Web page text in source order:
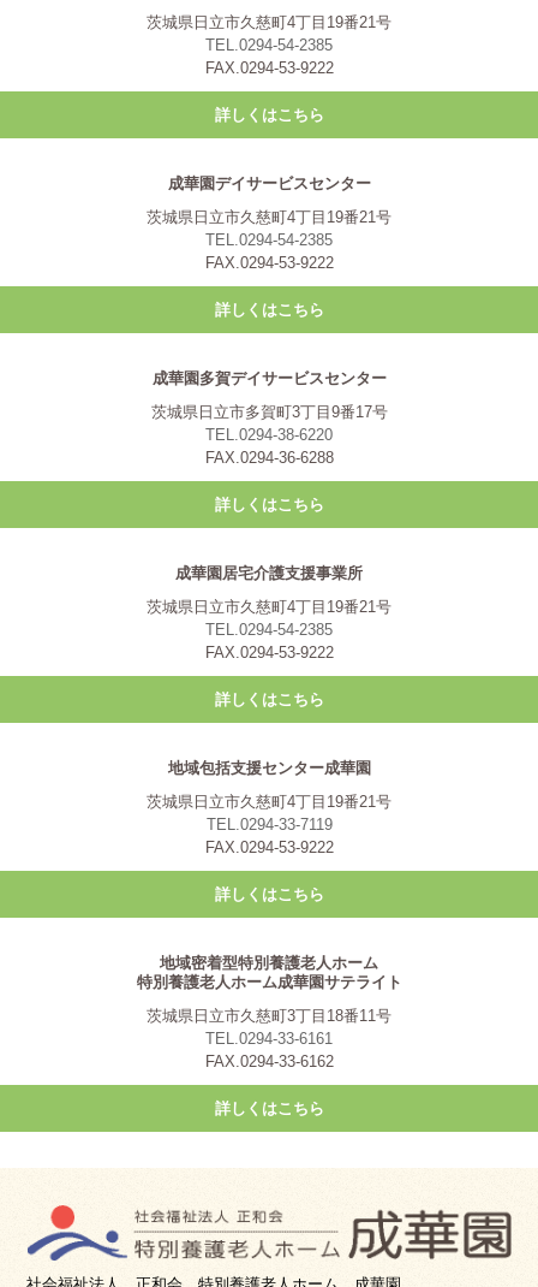
茨城県日立市久慈町4丁目19番21号
TEL.0294-54-2385
FAX.0294-53-9222
詳しくはこちら
成華園デイサービスセンター
茨城県日立市久慈町4丁目19番21号
TEL.0294-54-2385
FAX.0294-53-9222
詳しくはこちら
成華園多賀デイサービスセンター
茨城県日立市多賀町3丁目9番17号
TEL.0294-38-6220
FAX.0294-36-6288
詳しくはこちら
成華園居宅介護支援事業所
茨城県日立市久慈町4丁目19番21号
TEL.0294-54-2385
FAX.0294-53-9222
詳しくはこちら
地域包括支援センター成華園
茨城県日立市久慈町4丁目19番21号
TEL.0294-33-7119
FAX.0294-53-9222
詳しくはこちら
地域密着型特別養護老人ホーム
特別養護老人ホーム成華園サテライト
茨城県日立市久慈町3丁目18番11号
TEL.0294-33-6161
FAX.0294-33-6162
詳しくはこちら